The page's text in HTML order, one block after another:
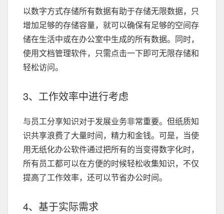
以数字方式存储所有数据有助于存储无限数据，只
增加足够的存储容量，就可以确保有足够的空间存
储在生活中或在办公室中生成的所有数据。同时，
使用文档管理软件，只需点击一下即可无限存储和
轻松访问。
3、工作效率中进行考虑
与员工分享知识对于发展业务非常重要。但纸质知
识共享浪费了大量时间，精力和金钱。可是，当使
用无纸化办公软件通过把所有的当变得数字化时，
所有员工都可以在方便的时候轻松收集知识，不仅
提高了工作效率，还可以节省办公时间。
4、基于实际需求